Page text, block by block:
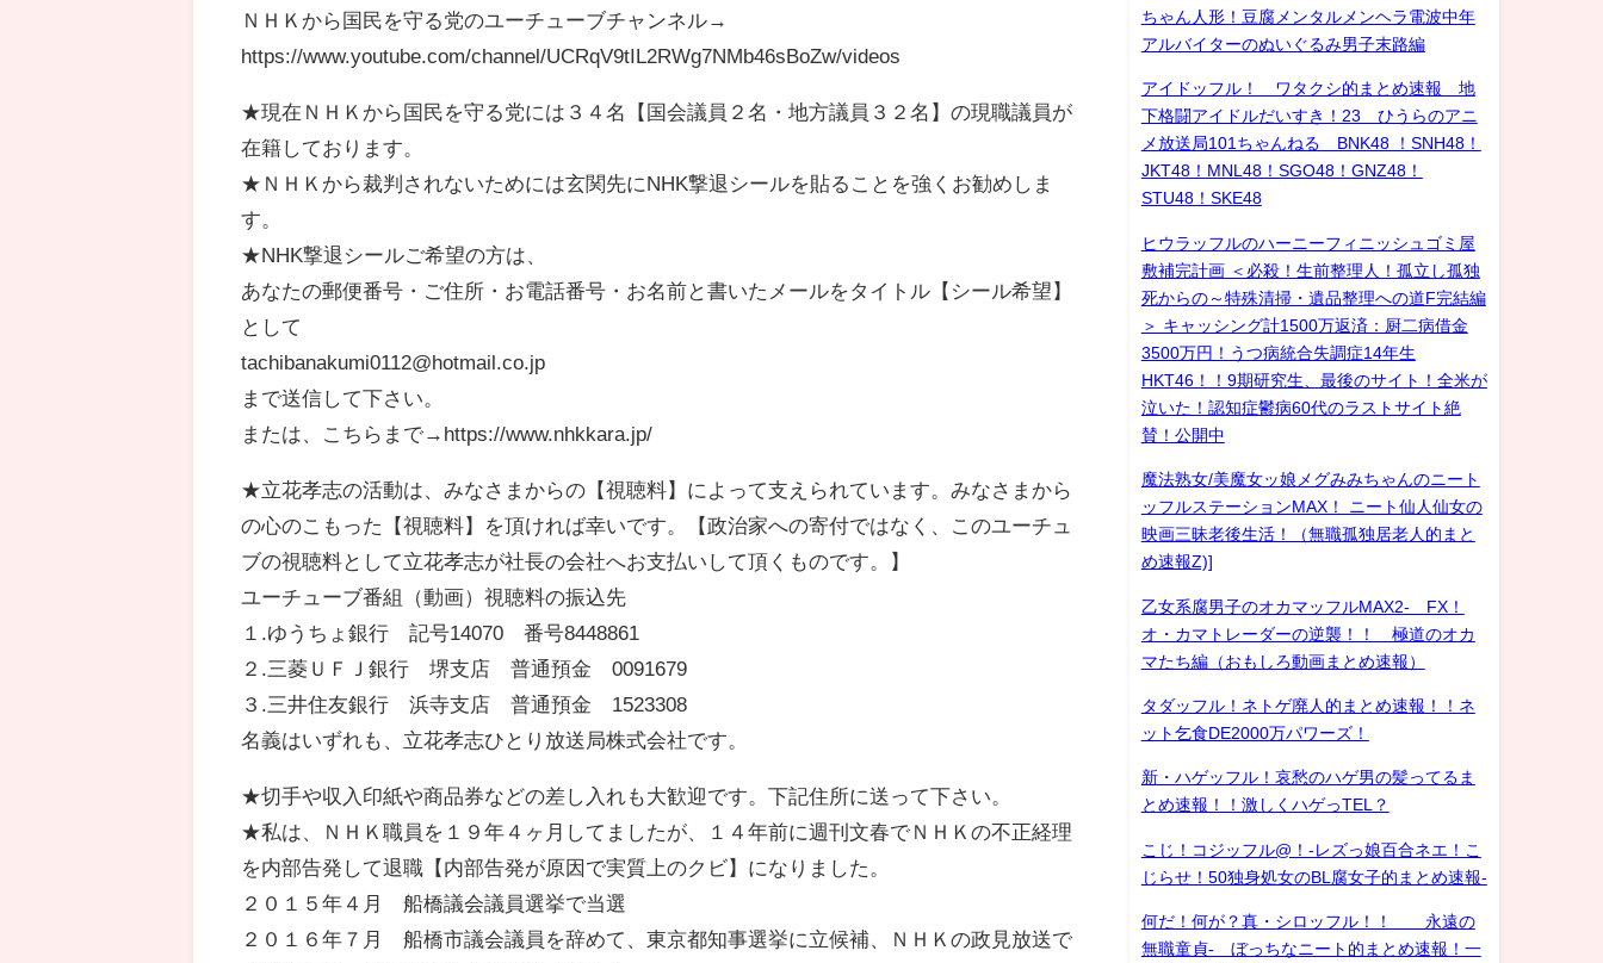
ＮＨＫから国民を守る党のユーチューブチャンネル→
https://www.youtube.com/channel/UCRqV9tIL2RWg7NMb46sBoZw/videos
★現在ＮＨＫから国民を守る党には３４名【国会議員２名・地方議員３２名】の現職議員が
在籍しております。
★ＮＨＫから裁判されないためには玄関先にNHK撃退シールを貼ることを強くお勧めしま
す。
★NHK撃退シールご希望の方は、
あなたの郵便番号・ご住所・お電話番号・お名前と書いたメールをタイトル【シール希望】
として
tachibanakumi0112@hotmail.co.jp
まで送信して下さい。
または、こちらまで→https://www.nhkkara.jp/
★立花孝志の活動は、みなさまからの【視聴料】によって支えられています。みなさまから
の心のこもった【視聴料】を頂ければ幸いです。【政治家への寄付ではなく、このユーチュ
ブの視聴料として立花孝志が社長の会社へお支払いして頂くものです。】
ユーチューブ番組（動画）視聴料の振込先
１.ゆうちょ銀行 記号14070 番号8448861
２.三菱ＵＦＪ銀行 堺支店 普通預金 0091679
３.三井住友銀行 浜寺支店 普通預金 1523308
名義はいずれも、立花孝志ひとり放送局株式会社です。
★切手や収入印紙や商品券などの差し入れも大歓迎です。下記住所に送って下さい。
★私は、ＮＨＫ職員を１９年４ヶ月してましたが、１４年前に週刊文春でＮＨＫの不正経理
を内部告発して退職【内部告発が原因で実質上のクビ】になりました。
２０１５年４月 船橋議会議員選挙で当選
２０１６年７月 船橋市議会議員を辞めて、東京都知事選挙に立候補、ＮＨＫの政見放送で
ちゃん人形！豆腐メンタルメンヘラ電波中年
アルバイターのぬいぐるみ男子末路編
アイドッフル！ ワタクシ的まとめ速報 地
下格闘アイドルだいすき！23 ひうらのアニ
メ放送局101ちゃんねる BNK48 ！SNH48！
JKT48！MNL48！SGO48！GNZ48！
STU48！SKE48
ヒウラッフルのハーニーフィニッシュゴミ屋
敷補完計画 ＜必殺！生前整理人！孤立し孤独
死からの～特殊清掃・遺品整理への道F完結編
＞ キャッシング計1500万返済：厨二病借金
3500万円！うつ病統合失調症14年生
HKT46！！9期研究生、最後のサイト！全米が
泣いた！認知症鬱病60代のラストサイト絶
賛！公開中
魔法熟女/美魔女ッ娘メグみみちゃんのニート
ッフルステーションMAX！ ニート仙人仙女の
映画三昧老後生活！（無職孤独居老人的まと
め速報Z)]
乙女系腐男子のオカマッフルMAX2- FX！
オ・カマトレーダーの逆襲！！ 極道のオカ
マたち編（おもしろ動画まとめ速報）
タダッフル！ネトゲ廃人的まとめ速報！！ネ
ット乞食DE2000万パワーズ！
新・ハゲッフル！哀愁のハゲ男の髪ってるま
とめ速報！！激しくハゲっTEL？
こじ！コジッフル@！-レズっ娘百合ネエ！こ
じらせ！50独身処女のBL腐女子的まとめ速報-
何だ！何が？真・シロッフル！！ 永遠の
無職童貞- ぼっちなニート的まとめ速報！一